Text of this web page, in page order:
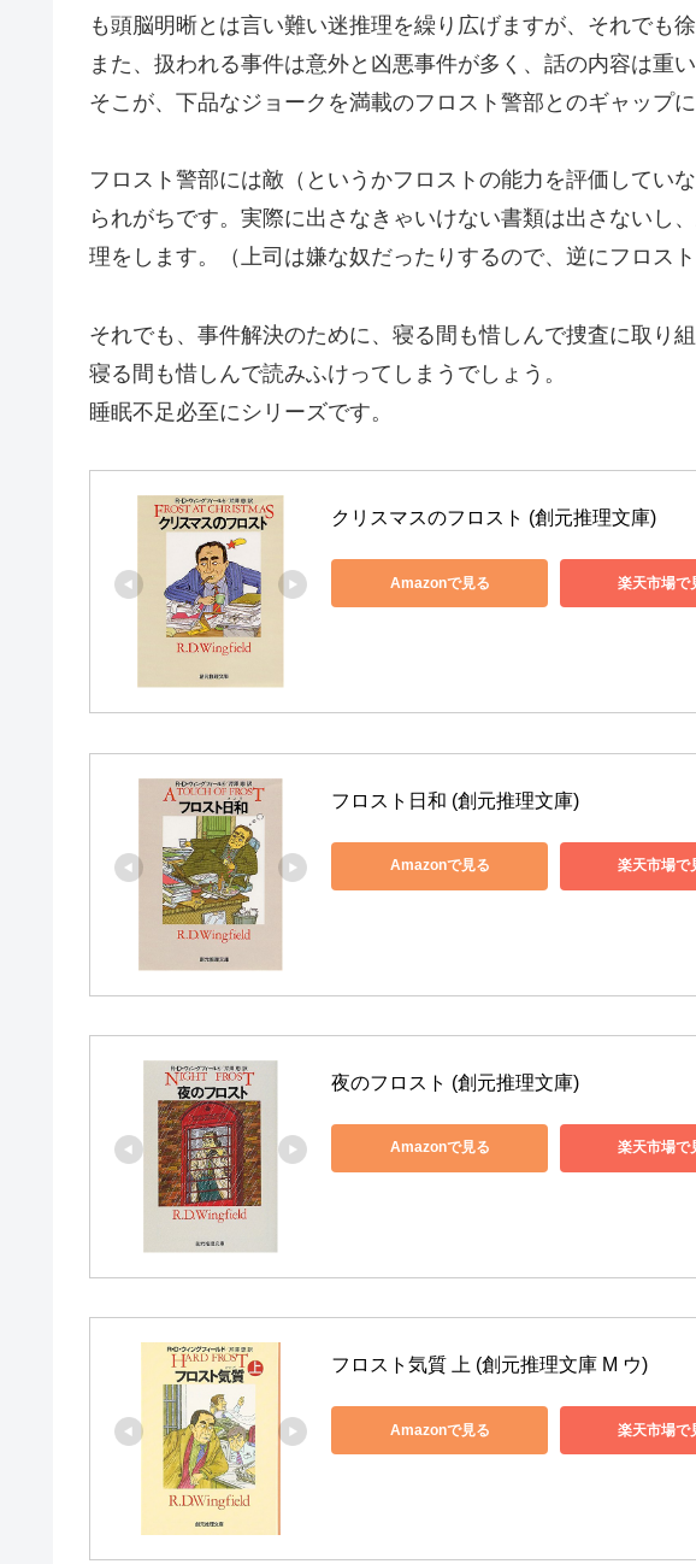
も頭脳明晰とは言い難い迷推理を繰り広げますが、それでも
また、扱われる事件は意外と凶悪事件が多く、話の内容は重
そこが、下品なジョークを満載のフロスト警部とのギャップに
フロスト警部には敵（というかフロストの能力を評価してい
られがちです。実際に出さなきゃいけない書類は出さないし
理をします。（上司は嫌な奴だったりするので、逆にフロス
それでも、事件解決のために、寝る間も惜しんで捜査に取り
寝る間も惜しんで読みふけってしまうでしょう。
睡眠不足必至にシリーズです。
クリスマスのフロスト (創元推理文庫)
Amazonで見る 楽天市場で
フロスト日和 (創元推理文庫)
Amazonで見る 楽天市場で
夜のフロスト (創元推理文庫)
Amazonで見る 楽天市場で
フロスト気質 上 (創元推理文庫 M ウ)
Amazonで見る 楽天市場で